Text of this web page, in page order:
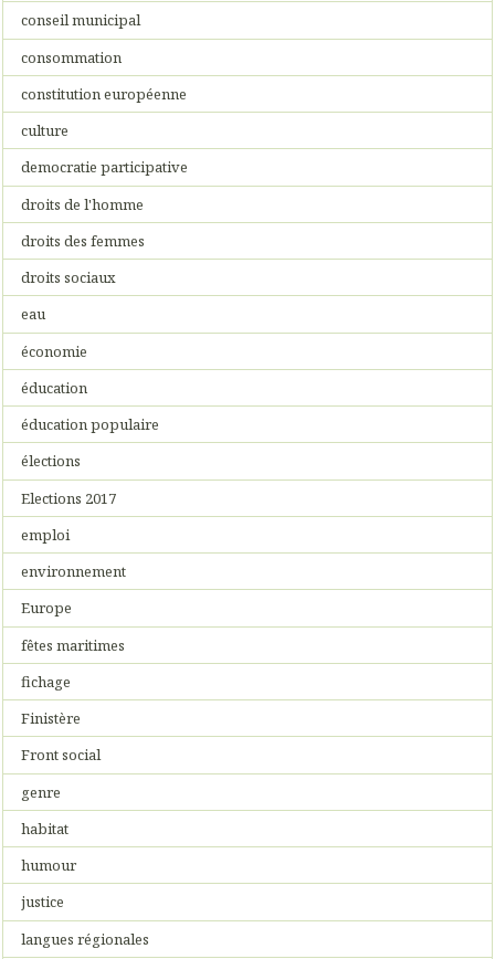
conseil municipal
consommation
constitution européenne
culture
democratie participative
droits de l'homme
droits des femmes
droits sociaux
eau
économie
éducation
éducation populaire
élections
Elections 2017
emploi
environnement
Europe
fêtes maritimes
fichage
Finistère
Front social
genre
habitat
humour
justice
langues régionales